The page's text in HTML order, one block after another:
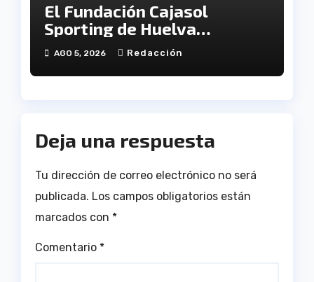
El Fundación Cajasol
Sporting de Huelva
disputará la Copa de
Andalucía en el Estadio
Antonio Toledo Sánchez
AGO 5, 2026 Redacción
Deja una respuesta
Tu dirección de correo electrónico no será
publicada. Los campos obligatorios están
marcados con *
Comentario *